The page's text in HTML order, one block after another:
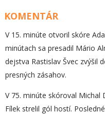
KOMENTÁR
V 15. minúte otvoril skóre
minútach sa presadil Mário
dejstva Rastislav Švec zvýšil
presných zásahov.
V 75. minúte skóroval
Fílek strelil gól hostí.